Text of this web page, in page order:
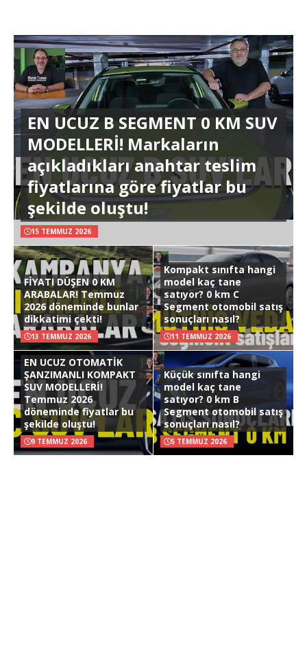
EN UCUZ B SEGMENT 0 KM SUV
MODELLERİ! Markaların
açıkladıkları anahtar teslim
fiyatlarına göre fiyatlar bu
şekilde oluştu!
15 TEMMUZ 2026
FİYATI DÜŞEN 0 KM
ARABALAR! Temmuz
2026 döneminde bunlar
dikkatimi çekti!
13 TEMMUZ 2026
Kompakt sınıfta hangi
model kaç tane
satıyor? 0 km C
Segment otomobil satış
sonuçları nasıl?
11 TEMMUZ 2026
EN UCUZ OTOMATİK
ŞANZIMANLI KOMPAKT
SUV MODELLERİ!
Temmuz 2026
döneminde fiyatlar bu
şekilde oluştu!
9 TEMMUZ 2026
Küçük sınıfta hangi
model kaç tane
satıyor? 0 km B
Segment otomobil satış
sonuçları nasıl?
5 TEMMUZ 2026